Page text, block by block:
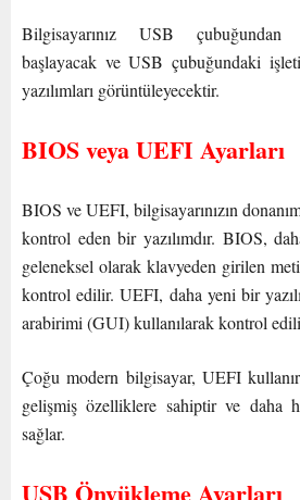
Bilgisayarınız USB çubuğundan
başlayacak ve USB çubuğundaki
yazılımları görüntüleyecektir.
BIOS veya UEFI Ayarları
BIOS ve UEFI, bilgisayarınızın
kontrol eden bir yazılımdır. BIOS,
geleneksel olarak klavyeden girilen
kontrol edilir. UEFI, daha yeni bir
arabirimi (GUI) kullanılarak kontrol
Çoğu modern bilgisayar, UEFI
gelişmiş özelliklere sahiptir ve daha
sağlar.
USB Önyükleme Ayarları